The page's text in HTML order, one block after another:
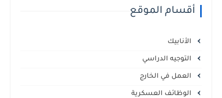
أقسام الموقع
الأنابيك
التوجيه الدراسي
العمل في الخارج
الوظائف العسكرية